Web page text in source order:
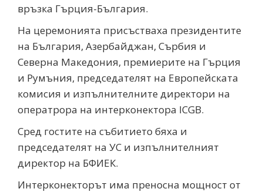
връзка Гърция-България.
На церемонията присъстваха президентите
на България, Азербайджан, Сърбия и
Северна Македония, премиерите на Гърция
и Румъния, председателят на Европейската
комисия и изпълнителните директори на
оператрора на интерконектора ICGB.
Сред гостите на събитието бяха и
председателят на УС и изпълнителният
директор на БФИЕК.
Интерконекторът има преносна мощност от